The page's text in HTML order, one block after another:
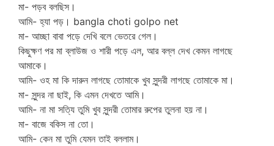
মা- পড়ব বলছিস।
আমি- হ্যা পড়। bangla choti golpo net
মা- আচ্ছা বাবা পড়ে দেখি বলে ভেতরে গেল।
কিছুক্ষণ পর মা ব্লাউজ ও শারী পড়ে এল, আর বল্ল দেখ কেমন লাগছে
আমাকে।
আমি- ওহ মা কি দারুন লাগছে তোমাকে খুব সুন্দরী লাগছে তোমাকে মা।
মা- সুন্দর না ছাই, কি এমন দেখতে আমি।
আমি- না মা সত্যি তুমি খুব সুন্দরী তোমার রুপের তুলনা হয় না।
মা- বাজে বকিস না তো।
আমি- কেন মা তুমি যেমন তাই বললাম।